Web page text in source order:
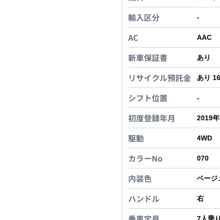
輸入区分 -
AC AAC
新車保証書 あり
リサイクル預託金 あり
シフト位置 -
初度登録年月 2019年
駆動 4WD
カラーNo 070
内装色 ベージ
ハンドル 右